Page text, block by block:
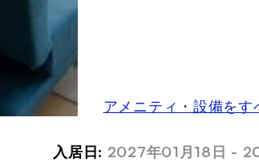
アメニティ・設備をす
入居日: 2027年01月18日 -